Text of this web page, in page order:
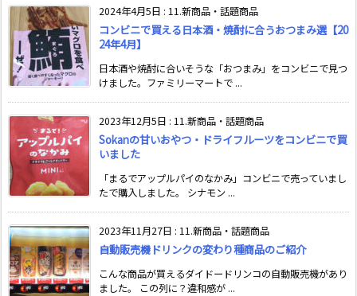
2024年4月5日 : 11.新商品・話題商品
コンビニで買える日本酒・焼酎に合うおつまみ選【20
24年4月】
日本酒や焼酎に合いそうな「おつまみ」をコンビニで見つ
けました。ファミリーマートで ...
2023年12月5日 : 11.新商品・話題商品
Sokanの甘いおやつ・ドライフルーツをコンビニで買
いました
「まるでアップルパイのなかみ」コンビニで売っていまし
たで購入しました。 シナモン ...
2023年11月27日 : 11.新商品・話題商品
自動販売機ドリンクの変わり種商品のご紹介
こんな商品が買えるダイドードリンコの自動販売機があり
ました。 この列に？違和感が ...